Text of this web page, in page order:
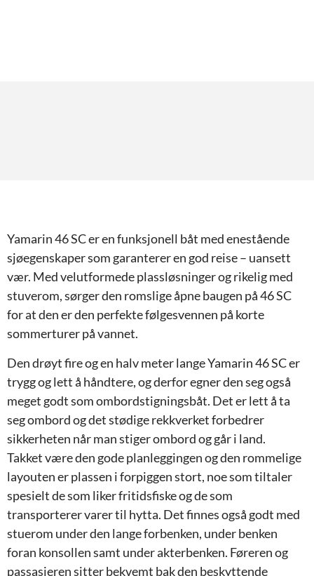
Yamarin 46 SC er en funksjonell båt med enestående
sjøegenskaper som garanterer en god reise – uansett
vær. Med velutformede plassløsninger og rikelig med
stuverom, sørger den romslige åpne baugen på 46 SC
for at den er den perfekte følgesvennen på korte
sommerturer på vannet.
Den drøyt fire og en halv meter lange Yamarin 46 SC er
trygg og lett å håndtere, og derfor egner den seg også
meget godt som ombordstigningsbåt. Det er lett å ta
seg ombord og det stødige rekkverket forbedrer
sikkerheten når man stiger ombord og går i land.
Takket være den gode planleggingen og den rommelige
layouten er plassen i forpiggen stort, noe som tiltaler
spesielt de som liker fritidsfiske og de som
transporterer varer til hytta. Det finnes også godt med
stuerom under den lange forbenken, under benken
foran konsollen samt under akterbenken. Føreren og
passasjeren sitter bekvemt bak den beskyttende